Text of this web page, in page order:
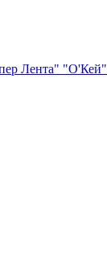
Лента" "О'Кей"